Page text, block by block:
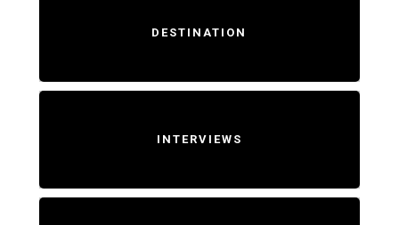
DESTINATION
INTERVIEWS